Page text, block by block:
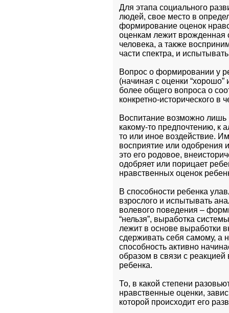
Для этапа социального
людей, свое место в
формирование оценок
оценкам лежит врожденная
человека, а также
части спектра, и
Вопрос о формировании у
(начиная с оценки “хорошо”
более общего вопроса о
конкретно-исторического в
Воспитание возможно лишь
какому-то предпочтению, к
то или иное воздействие.
восприятие или одобрения
это его родовое,
одобряет или порицает
нравственных оценок
В способности ребенка
взрослого и испытывать
волевого поведения –
“нельзя”, выработка
лежит в основе выработки
сдерживать себя самому, а
способность активно
образом в связи с
ребенка.
То, в какой степени
нравственные оценки,
которой происходит его